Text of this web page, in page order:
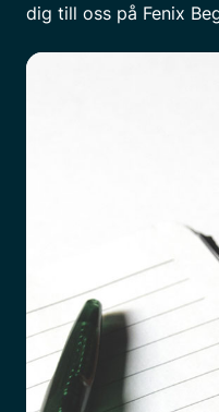
dig till oss på Fenix